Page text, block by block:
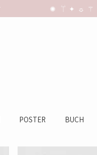
POSTER BUCH